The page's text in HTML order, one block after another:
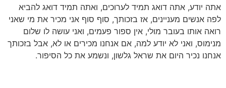
אתה יודע, אתה דואג תמיד לערוכים, ואתה תמיד דואג להביא
לפה אנשים מעניינים, אז בזכותך, סוף סוף אני מכיר את מי שאני
רואה אותו בעובר מולי, אין ספור פעמים, ואני עושה לו שלום
מנימוס, ואני לא יודע למה, אם אנחנו מכירים או לא, אבל בזכותך
אנחנו נכיר היום את שראל גלשון, ונשמע את כל הסיפור.